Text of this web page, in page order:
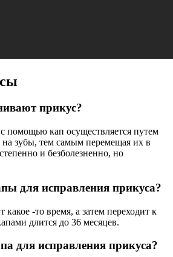
прикус?
помощью кап осуществляется путем
на зубы, тем самым перемещая их в
и безболезненно, но
для исправления прикуса?
-то время, а затем переходит к
длится до 36 месяцев.
для исправления прикуса?